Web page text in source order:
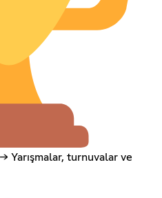
Yarışmalar, turnuvalar ve